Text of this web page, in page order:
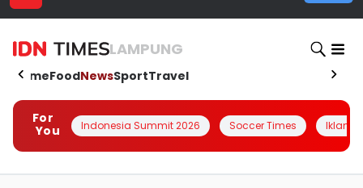
LAMPUNG
HomeFoodNewsSportTravel
For
You
Indonesia Summit 2026 Soccer Times Iklanin